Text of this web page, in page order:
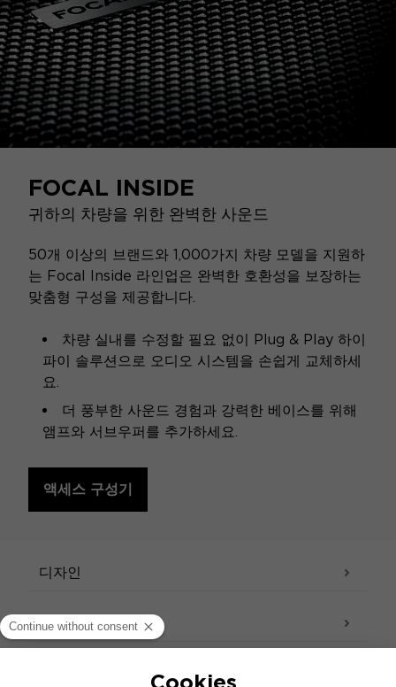
FOCAL INSIDE
귀하의 차량을 위한 완벽한 사운드
50개 이상의 브랜드와 1,000가지 차량 모델을 지원하
는 Focal Inside 라인업은 완벽한 호환성을 보장하는
맞춤형 구성을 제공합니다.
차량 실내를 수정할 필요 없이 Plug & Play 하이
파이 솔루션으로 오디오 시스템을 손쉽게 교체하세
요.
더 풍부한 사운드 경험과 강력한 베이스를 위해
앰프와 서브우퍼를 추가하세요.
액세스 구성기
디자인
사운드 - 음향